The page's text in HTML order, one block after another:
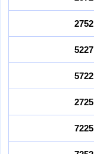
2752
5227
5722
2725
7225